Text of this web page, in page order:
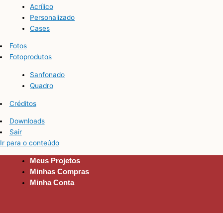
Acrílico
Personalizado
Cases
Fotos
Fotoprodutos
Sanfonado
Quadro
Créditos
Downloads
Sair
Ir para o conteúdo
Meus Projetos
Minhas Compras
Minha Conta